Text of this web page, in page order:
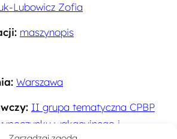
Lubowicz Zofia
maszynopis
Warszawa
II grupa tematyczna CPBP
wakacyjnego i